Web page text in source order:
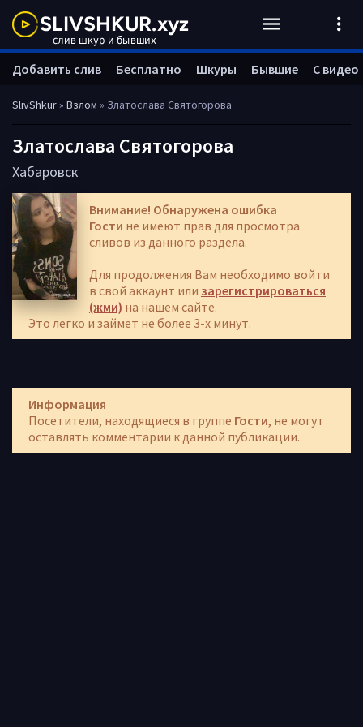
SlivShkur» Взлом » Златослава Святогорова
Златослава Святогорова
Хабаровск
Внимание! Обнаружена ошибка
Гости не имеют прав для просмотра
сливов из данного раздела.
Для продолжения Вам необходимо войти
в свой аккаунт или зарегистрироваться
(жми) на нашем сайте.
Это легко и займет не более 3-х минут.
Информация
Посетители, находящиеся в группе Гости, не могут
оставлять комментарии к данной публикации.
Добавить слив Бесплатно Шкуры Бывшие С видео